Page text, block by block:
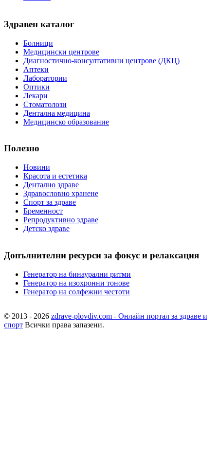
Здравен каталог
Болници
Медицински центрове
Диагностично-консултативни центрове (ДКЦ)
Аптеки
Лаборатории
Оптики
Лекари
Стоматолози
Дентална медицина
Медицинско образование
Полезно
Новини
Красота и естетика
Дентално здраве
Здравословно хранене
Спорт за здраве
Бременност
Репродуктивно здраве
Детско здраве
Допълнителни ресурси за фокус и релаксация
Генератор на бинаурални ритми
Генератор на изохронни тонове
Генератор на солфежни честоти
© 2013 - 2026 zdrave-plovdiv.com - Онлайн портал за здраве и
спорт Всички права запазени.